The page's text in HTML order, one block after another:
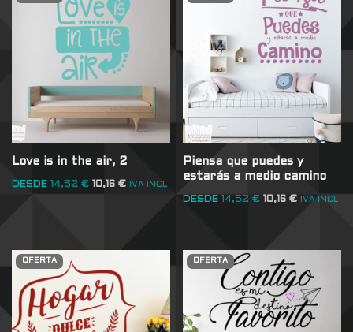
Love is in the air, 2
DESDE 14,52€ 10,16 € IVA INCL
Piensa que puedes y
estarás a medio camino
DESDE 14,52€ 10,16€ IVA INCL
OFERTA OFERTA